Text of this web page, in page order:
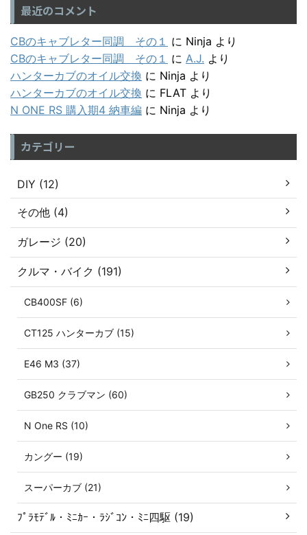
最近のコメント
CBのキャブレター同調 その１ に Ninja より
CBのキャブレター同調 その１ に A.J. より
ハンターカブのオイル交換 に Ninja より
ハンターカブのオイル交換 に FLAT より
N ONE RS 購入期4 納車編 に Ninja より
カテゴリー
DIY (12)
その他 (4)
ガレージ (20)
クルマ・バイク (191)
CB400SF (6)
CT125 ハンターカブ (15)
E46 M3 (37)
GB250 クラブマン (60)
N One RS (10)
カングー (19)
スーパーカブ (21)
ﾌﾟﾗﾓﾃﾞﾙ・ﾐﾆｶｰ・ﾗｼﾞｺﾝ・ﾐﾆ四駆 (19)